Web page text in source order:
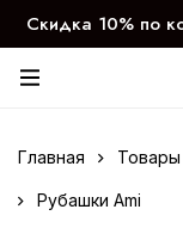
Скидка 10% по
Главная Товары
Рубашки Ami